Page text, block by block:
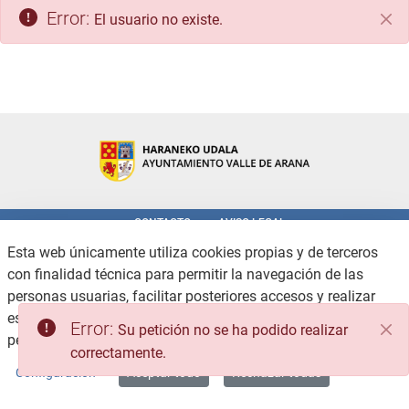
Error: El usuario no existe.
CONTACTO
AVISO LEGAL
POLÍTICA DE PRIVACIDAD
POLÍTICA DE COOKIES
ACCESIBILIDAD
CANAL DE DENUNCIAS
Copyright © 2026 / Excmo. valledearana | Todos los derechos reservados.
Esta web únicamente utiliza cookies propias y de terceros
con finalidad técnica para permitir la navegación de las
personas usuarias, facilitar posteriores accesos y realizar
estadísticas de uso, no recabando ni cediendo datos
personales. Consulte la Política de privacidad
Configuración
Error: Su petición no se ha podido realizar
correctamente.